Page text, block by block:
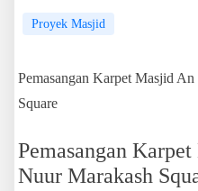
Proyek Masjid
Pemasangan Karpet Masjid
Square
Pemasangan
Nuur Marakash